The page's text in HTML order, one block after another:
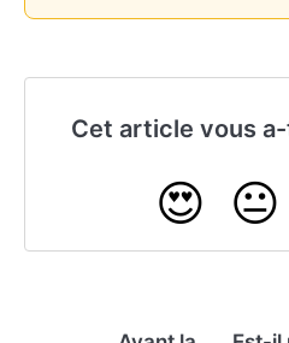
Cet article vous
😍 😐